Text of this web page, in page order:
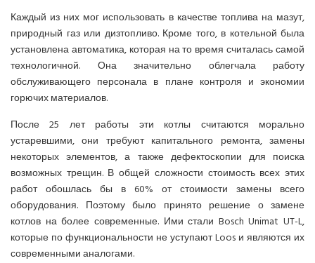
Каждый из них мог использовать в качестве топлива на мазут,
природный газ или дизтопливо. Кроме того, в котельной была
установлена автоматика, которая на то время считалась самой
технологичной. Она значительно облегчала работу
обслуживающего персонала в плане контроля и экономии
горючих материалов.
После 25 лет работы эти котлы считаются морально
устаревшими, они требуют капитального ремонта, замены
некоторых элементов, а также дефектоскопии для поиска
возможных трещин. В общей сложности стоимость всех этих
работ обошлась бы в 60% от стоимости замены всего
оборудования. Поэтому было принято решение о замене
котлов на более современные. Ими стали Bosch Unimat UT-L,
которые по функциональности не уступают Loos и являются их
современными аналогами.